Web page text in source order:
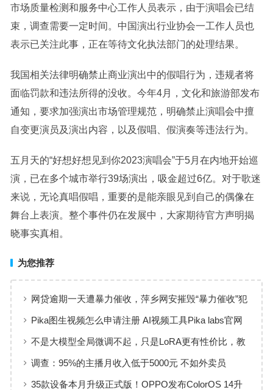
市场质量检测和服务中心工作人员表示，由于演唱会已结
束，调查需要一定时间。中国演出行业协会一工作人员也
表示已关注此事，正在等待文化执法部门的处理结果。
我国相关法律明确禁止商业演出中的假唱行为，违规者将
面临罚款和违法所得的没收。今年4月，文化和旅游部发布
通知，要求加强演出市场管理规范，明确禁止演唱会中擅
自变更演员及演出内容，以及假唱、假演奏等违法行为。
五月天的“好想好想见到你2023演唱会”于5月在内地开始巡
演，已在多个城市举行39场演出，吸金超过6亿。对于歌迷
来说，无论真唱假唱，重要的是能亲眼见到自己的偶像在
舞台上表演。整个事件仍在发展中，大家期待官方声明揭
晓事实真相。
为您推荐
网贷逾期一天遭暴力催收，萍乡网安摧毁“暴力催收”犯
罪团伙
Pika图生视频怎么申请注册 AI视频工具Pika labs官网
地址入口
不是大模型全局微调不起，只是LoRA更有性价比，教
程已经准备好了
调查：95%的主播月收入低于5000元 不如外卖员
35款设备本月升级正式版！OPPO发布ColorOS 14升